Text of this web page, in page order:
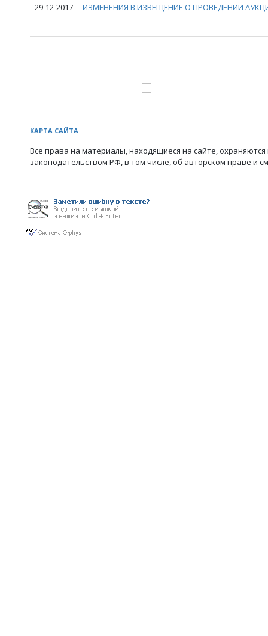
29-12-2017 ИЗМЕНЕНИЯ В ИЗВЕЩЕНИЕ О ПРОВЕДЕНИИ
КАРТА САЙТА
Все права на материалы, находящиеся на сайте, охраняются
законодательством РФ, в том числе, об авторском праве и